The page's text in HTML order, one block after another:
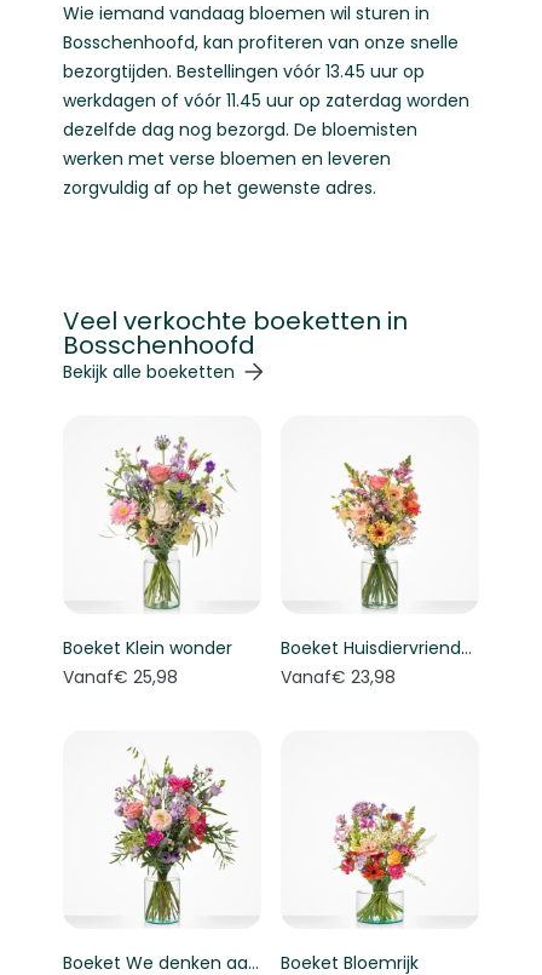
Wie iemand vandaag bloemen wil sturen in
Bosschenhoofd, kan profiteren van onze snelle
bezorgtijden. Bestellingen vóór 13.45 uur op
werkdagen of vóór 11.45 uur op zaterdag worden
dezelfde dag nog bezorgd. De bloemisten
werken met verse bloemen en leveren
zorgvuldig af op het gewenste adres.
Veel verkochte boeketten in
Bosschenhoofd
Navigeren door de elementen van de carrousel is
Druk om carrousel over te slaan
Bekijk alle boeketten
Boeket Klein wonder
Vanaf€ 25,98
Boeket Huisdiervriendelijk boeket
Vanaf€ 23,98
Boeket We denken aan je
Boeket Bloemrijk